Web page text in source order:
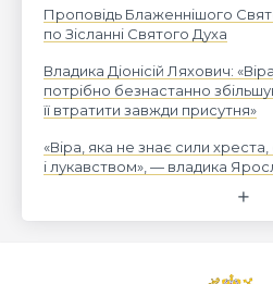
Проповідь Блаженнішого
по Зісланні Святого Духа
Владика Діонісій Ляхович:
потрібно безнастанно
її втратити завжди присутня»
«Віра, яка не знає сили
і лукавством», — владика